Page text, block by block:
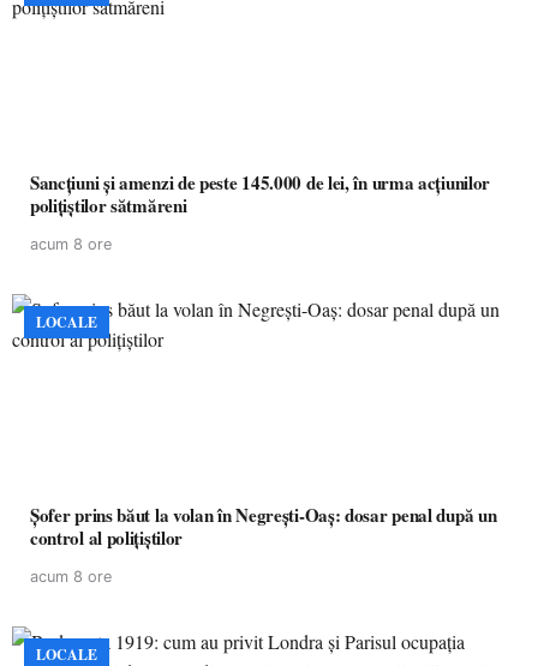
Sancțiuni și amenzi de peste 145.000 de lei, în urma acțiunilor
polițiștilor sătmăreni
acum 8 ore
LOCALE
Șofer prins băut la volan în Negrești-Oaș: dosar penal după un
control al polițiștilor
acum 8 ore
LOCALE